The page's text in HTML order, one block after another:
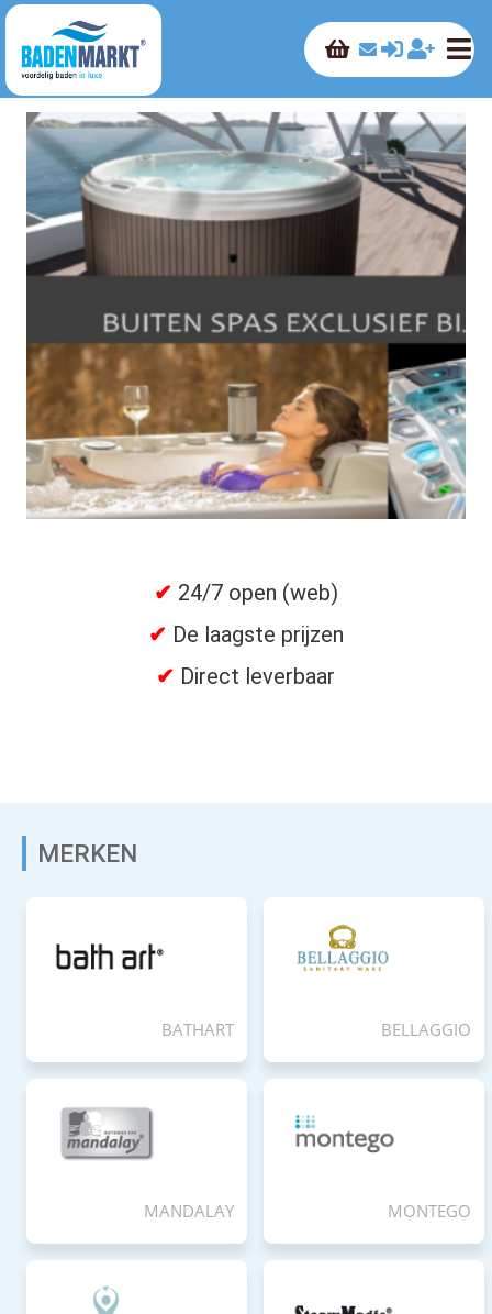
✔ 24/7 open (web)
✔ De laagste prijzen
✔ Direct leverbaar
MERKEN
BATHART BELLAGGIO
MANDALAY MONTEGO